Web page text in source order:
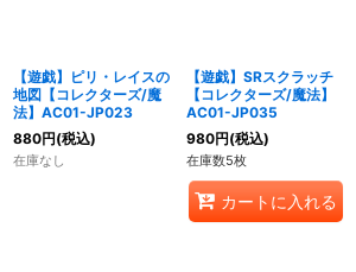
【遊戯】ピリ・レイスの
地図【コレクターズ/魔
法】AC01-JP023
880円(税込)
在庫なし
【遊戯】SRスクラッチ
【コレクターズ/魔法】
AC01-JP035
980円(税込)
在庫数5枚
カートに入れる